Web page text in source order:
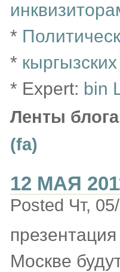
*
*
* Expert: bin
Ленты
(fa)
12 МАЯ
Posted Чт,
Москве